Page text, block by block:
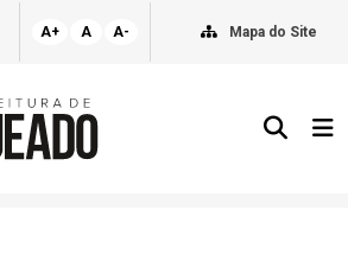
A+ A A- Mapa do Site